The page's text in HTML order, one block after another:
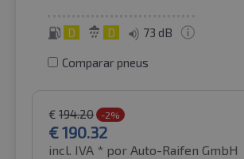
D D 73 dB
Comparar pneus
€ 194.20 -2%
€190.32
incl. IVA * por Auto-Raifen GmbH